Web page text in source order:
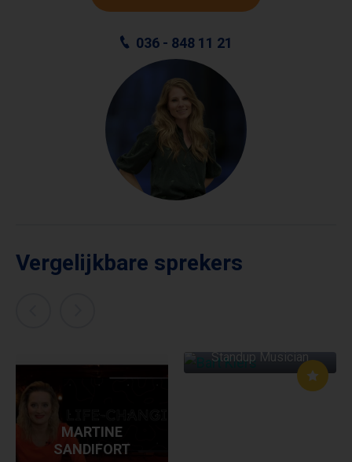
036 - 848 11 21
Vergelijkbare sprekers
MARTINE
SANDIFORT
Standup Musician